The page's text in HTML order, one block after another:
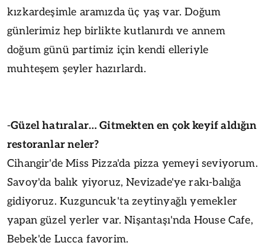
kızkardeşimle aramızda üç yaş var. Doğum
günlerimiz hep birlikte kutlanırdı ve annem
doğum günü partimiz için kendi elleriyle
muhteşem şeyler hazırlardı.
-Güzel hatıralar… Gitmekten en çok keyif aldığın
restoranlar neler?
Cihangir'de Miss Pizza'da pizza yemeyi seviyorum.
Savoy'da balık yiyoruz, Nevizade'ye rakı-balığa
gidiyoruz. Kuzguncuk'ta zeytinyağlı yemekler
yapan güzel yerler var. Nişantaşı'nda House Cafe,
Bebek'de Lucca favorim.